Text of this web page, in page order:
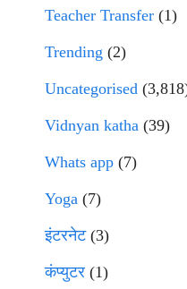
Teacher Transfer (1)
Trending (2)
Uncategorised
Vidnyan katha (39)
Whats app (7)
Yoga (7)
इंटरनेट(3)
कंप्युटर (1)